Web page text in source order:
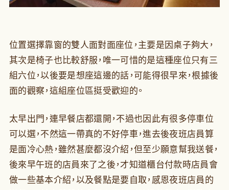
位置選擇靠窗的雙人面對面座位，主要是因桌子夠大，
其次是椅子也比較舒服，唯一可惜的是這種座位只有三
組六位，以後要是想座這邊的話，可能得很早來，根據後
面的觀察，這組座位區挺受歡迎的。
太早出門，連早餐店都還開，不過也因此有很多停車位
可以選，不然這一帶真的不好停車，進去後夜班店員算
是面冷心熱，雖然甚麼都沒介紹，但至少願意幫我送餐，
後來早午班的店員來了之後，才知道櫃台付款時店員會
做一些基本介紹，以及餐點是要自取，感恩夜班店員的